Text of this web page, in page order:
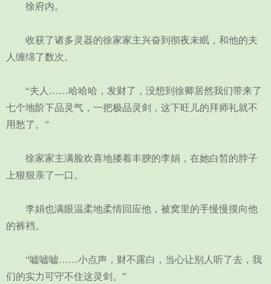
徐府内。
收获了诸多灵器的徐家家主兴奋到彻夜未眠，和他的夫
人缠绵了数次。
“夫人……哈哈哈，发财了，没想到徐卿居然我们带来了
七个地阶下品灵气，一把极品灵剑，这下旺儿的拜师礼就不
用愁了。”
徐家家主满脸欢喜地搂着丰腴的李娟，在她白皙的脖子
上狠狠亲了一口。
李娟也满眼温柔地柔情回应他，被窝里的手慢慢摸向他
的裤裆。
“嘘嘘嘘……小点声，财不露白，当心让别人听了去，我
们的实力可守不住这灵剑。”